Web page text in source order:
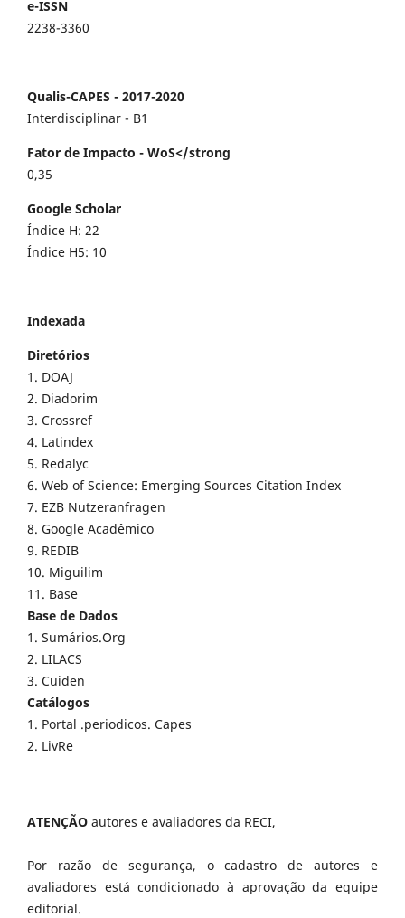
e-ISSN
2238-3360
Qualis-CAPES - 2017-2020
Interdisciplinar - B1
Fator de Impacto - WoS</strong
0,35
Google Scholar
Índice H: 22
Índice H5: 10
Indexada
Diretórios
1. DOAJ
2. Diadorim
3. Crossref
4. Latindex
5. Redalyc
6. Web of Science: Emerging Sources Citation Index
7. EZB Nutzeranfragen
8. Google Acadêmico
9. REDIB
10. Miguilim
11. Base
Base de Dados
1. Sumários.Org
2. LILACS
3. Cuiden
Catálogos
1. Portal .periodicos. Capes
2. LivRe
ATENÇÃO autores e avaliadores da RECI,
Por razão de segurança, o cadastro de autores e
avaliadores está condicionado à aprovação da equipe
editorial.